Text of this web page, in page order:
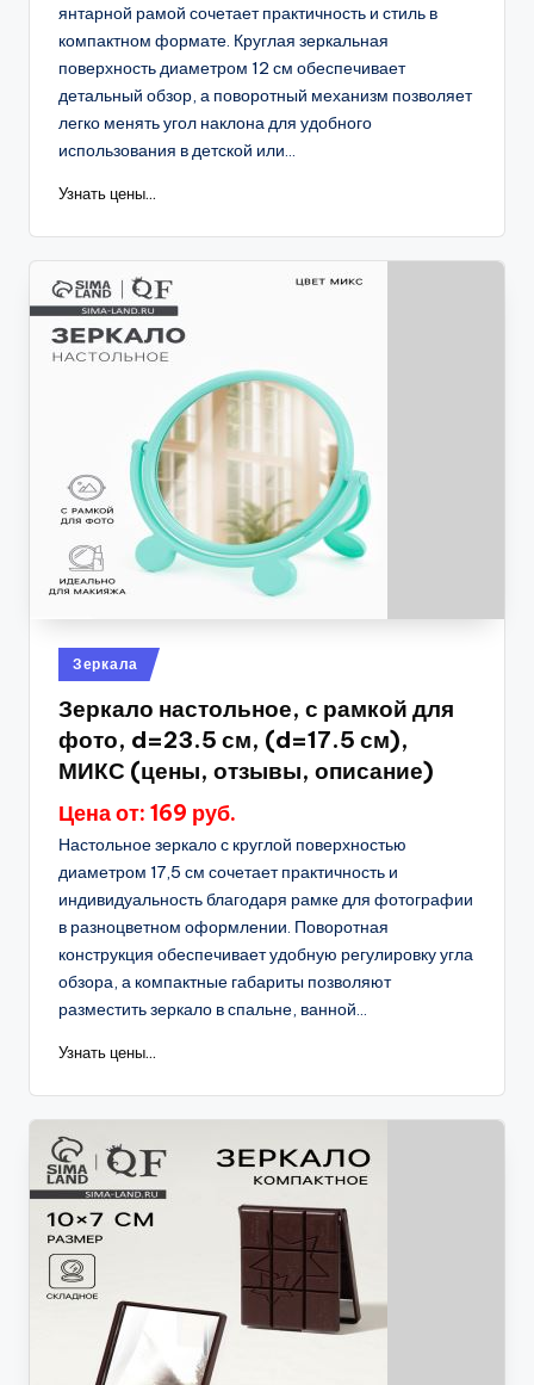
янтарной рамой сочетает практичность и стиль в
компактном формате. Круглая зеркальная
поверхность диаметром 12 см обеспечивает
детальный обзор, а поворотный механизм позволяет
легко менять угол наклона для удобного
использования в детской или...
Узнать цены...
Опубликовано
в
Зеркала
Зеркало настольное, с рамкой для
фото, d=23.5 см, (d=17.5 см),
МИКС (цены, отзывы, описание)
Цена от: 169 руб.
Настольное зеркало с круглой поверхностью
диаметром 17,5 см сочетает практичность и
индивидуальность благодаря рамке для фотографии
в разноцветном оформлении. Поворотная
конструкция обеспечивает удобную регулировку угла
обзора, а компактные габариты позволяют
разместить зеркало в спальне, ванной...
Узнать цены...